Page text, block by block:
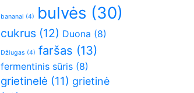
bananai (4) bulvės (30)
cukrus (12) Duona (8)
Džiugas (4) faršas (13)
fermentinis sūris (8)
grietinelė (11) grietinė